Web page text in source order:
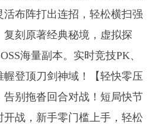
布阵打出连招，轻松横扫强
刻原著经典秘境，虚拟探
海量副本。实时竞技PK、
登顶刀剑神域！【轻快零压
别拖沓回合对战！短局快节
战，新手零门槛上手，轻松